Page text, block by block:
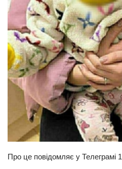
Наука
Технології
Історії
Рецепти
Привітання
Здоров’я
Події
Кримінал
Про це повідомляє у Телеграмі